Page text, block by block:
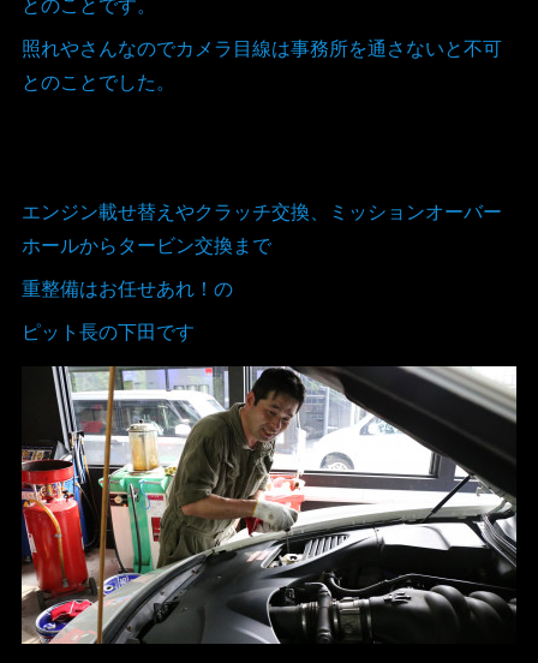
照れやさんなのでカメラ目線は事務所を通さないと不可
とのことでした。
エンジン載せ替えやクラッチ交換、ミッションオーバー
ホールからタービン交換まで
重整備はお任せあれ！の
ピット長の下田です